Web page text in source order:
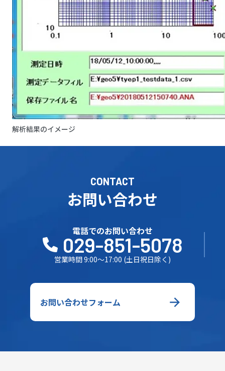
解析結果のイメージ
CONTACT
お問い合わせ
電話でのお問い合わせ
029-851-5078
営業時間 9:00～17:00 (土日祝日除く)
お問い合わせフォーム